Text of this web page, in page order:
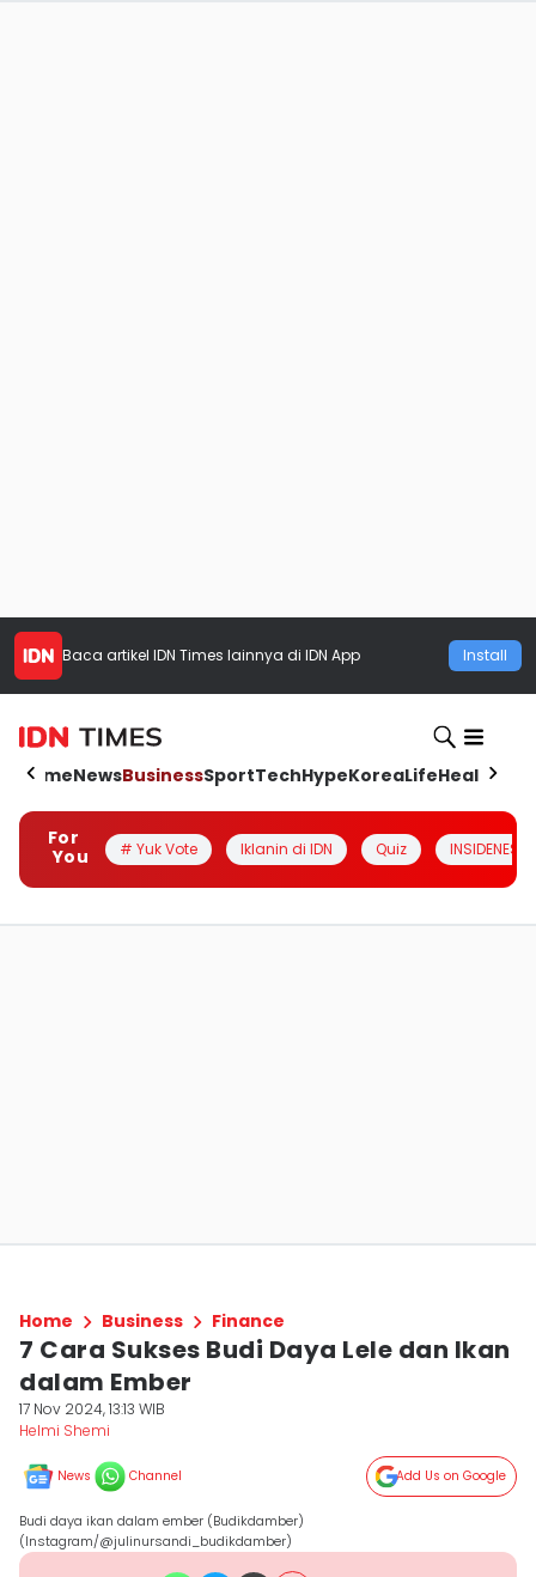
Baca artikel IDN Times lainnya di IDN App Install
HomeNewsBusinessSportTechHypeKoreaLifeHealth
For
You
# Yuk Vote Iklanin di IDN Quiz INSIDENESIA
Home Business Finance
7 Cara Sukses Budi Daya Lele dan Ikan
dalam Ember
17 Nov 2024, 13:13 WIB
Helmi Shemi
News Channel Add Us on Google
Budi daya ikan dalam ember (Budikdamber)
(Instagram/@julinursandi_budikdamber)